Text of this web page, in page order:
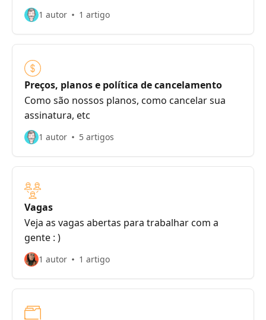
1 autor 1 artigo
Preços, planos e política de cancelamento
Como são nossos planos, como cancelar sua
assinatura, etc
1 autor 5 artigos
Vagas
Veja as vagas abertas para trabalhar com a
gente : )
1 autor 1 artigo